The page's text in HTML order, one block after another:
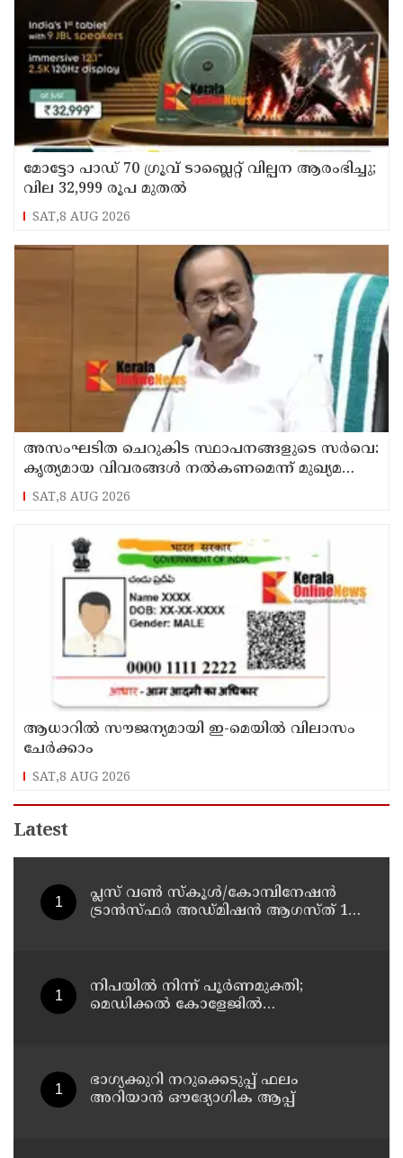
മോട്ടോ പാഡ് 70 ഗ്രൂവ് ടാബ്ലെറ്റ് വില്പന ആരംഭിച്ചു;
വില 32,999 രൂപ മുതൽ
SAT,8 AUG 2026
അസംഘടിത ചെറുകിട സ്ഥാപനങ്ങളുടെ സർവെ:
കൃത്യമായ വിവരങ്ങൾ നൽകണമെന്ന് മുഖ്യമന്ത്രി
വി ഡി സതീശൻ
SAT,8 AUG 2026
ആധാറിൽ സൗജന്യമായി ഇ-മെയിൽ വിലാസം
ചേർക്കാം
SAT,8 AUG 2026
Latest
പ്ലസ് വൺ സ്‌കൂൾ/കോമ്പിനേഷൻ
ട്രാൻസ്ഫർ അഡ്മിഷൻ ആഗസ്ത് 10,
നിപയിൽ നിന്ന് പൂർണമുക്തി;
മെഡിക്കൽ കോളേജിൽ
ഭാഗ്യക്കുറി നറുക്കെടുപ്പ് ഫലം
അറിയാൻ ഔദ്യോഗിക ആപ്പ്